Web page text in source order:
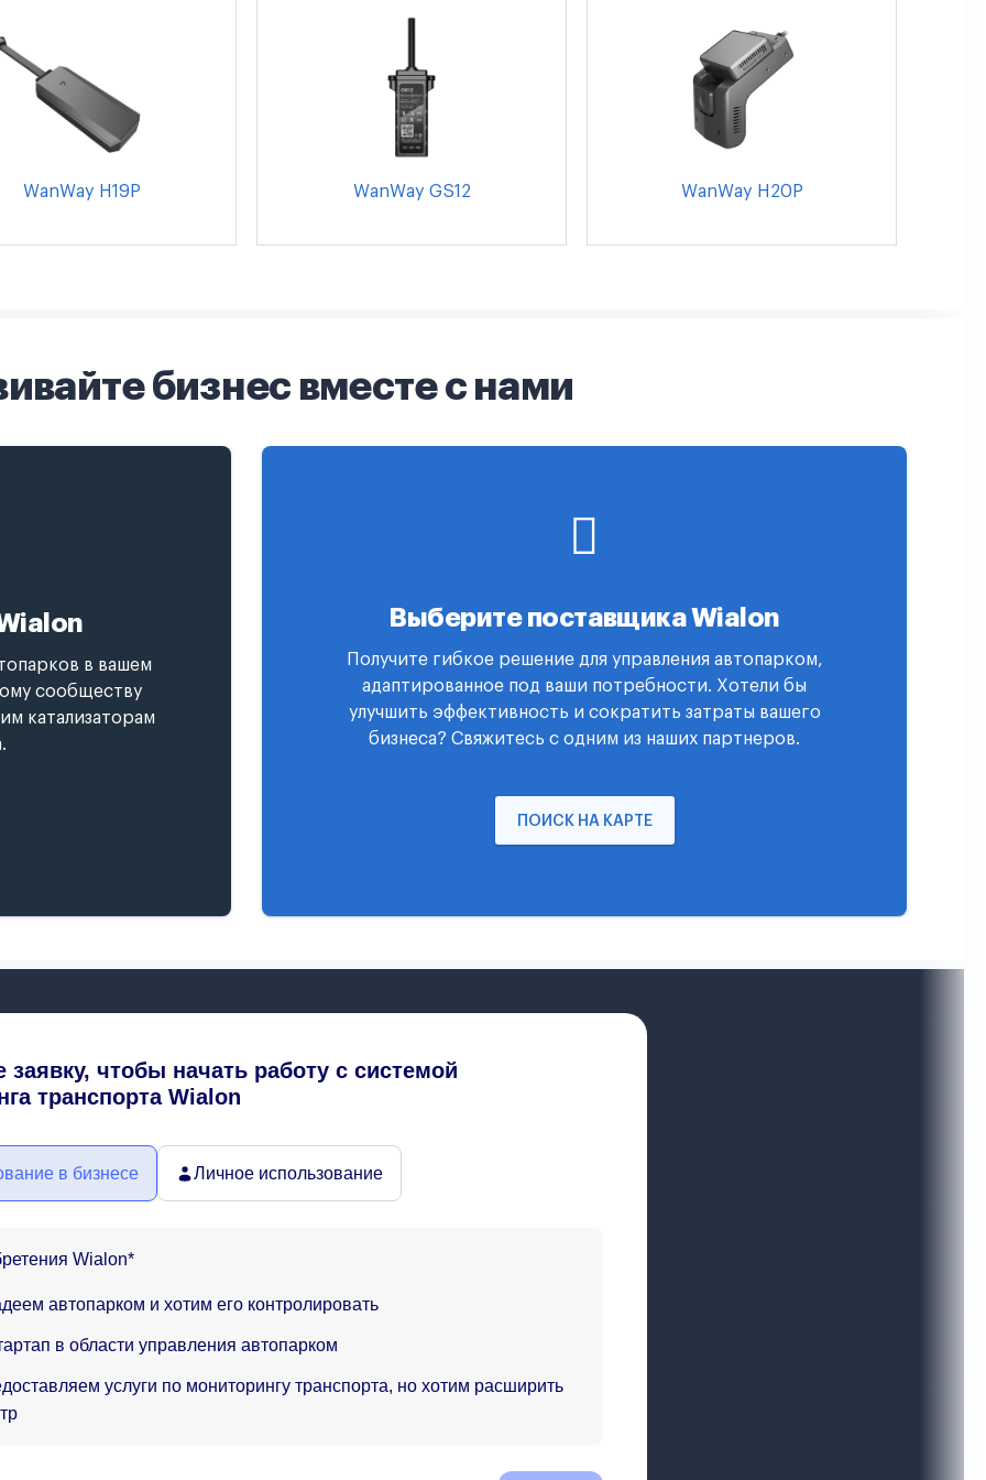
WanWay H19P WanWay GS12 WanWay H20P
бизнес вместе с нами
в вашем
сообществу
катализаторам
Выберите поставщика Wialon
Получите гибкое решение для управления автопарком,
адаптированное под ваши потребности. Хотели бы
улучшить эффективность и сократить затраты вашего
бизнеса? Свяжитесь с одним из наших партнеров.
ПОИСК НА КАРТЕ